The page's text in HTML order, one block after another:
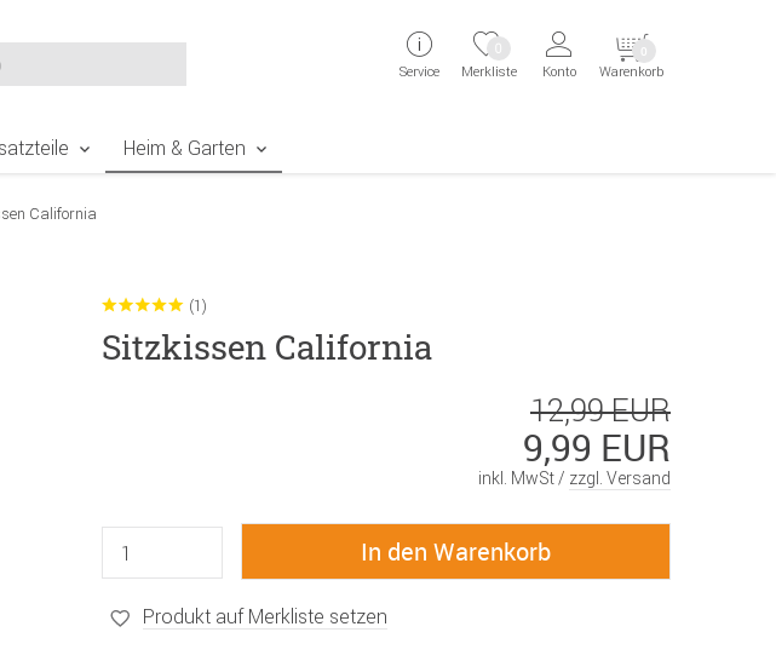
Service Merkliste
0
Konto Warenkorb
0
Heim & Garten
California
(1)
Sitzkissen California
12,99 EUR
9,99 EUR
inkl. MwSt / zzgl. Versand
Produkt auf Merkliste setzen